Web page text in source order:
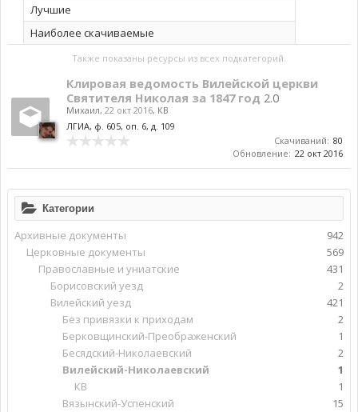
Категории
Архивные документы
942
Церковные документы
569
Православные и униатские
431
Борисовский уезд
2
Вилейский уезд
421
Без привязки к приходам
2
Берковщинский-Преображенский
1
Бесядский-Николаевский
2
Вилейский-Николаевский
1
КВ
1
Вязынский-Успенский
15
Лучшие
Наиболее скачиваемые
Также показаны ресурсы из всех подкатегорий.
Клировая ведомость Вилейской церкви
Святителя Николая за 1847 год 2.0
Михаил, 22 окт 2016, КВ
ЛГИА, ф. 605, оп. 6, д. 109
Скачиваний: 80
Обновление: 22 окт 2016